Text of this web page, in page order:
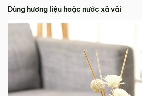
Dùng hương liệu hoặc nước xả vải